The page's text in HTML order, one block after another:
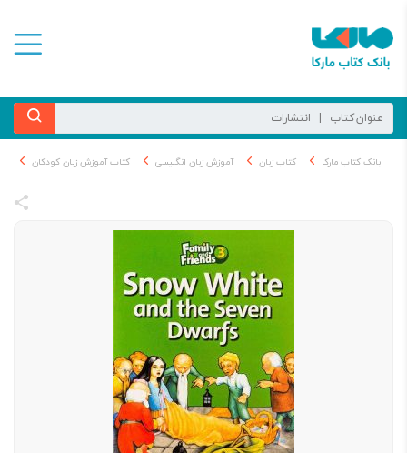
بانک کتاب مارکا کتاب زبان آموزش زبان انگلیسی کتاب آموزش زبان کودکان